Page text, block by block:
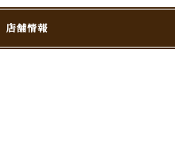
店舗情報